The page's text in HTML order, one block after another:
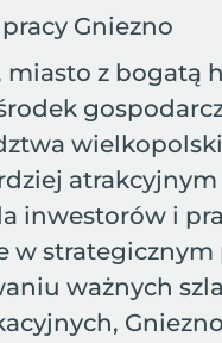
Gniezno
miasto z bogatą
inwestorów i
w
ważnych